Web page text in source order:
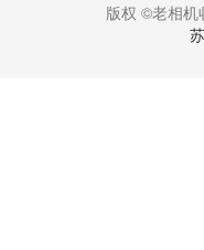
版权 ©老相